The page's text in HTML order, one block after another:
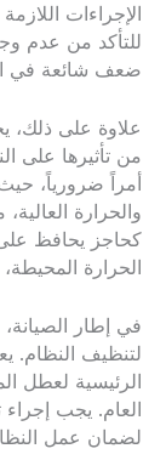
الإجراءات
للتأكد من عدم
ضعف شائعة في
علاوة على ذلك،
من تأثيرها على
أمراً ضرورياً،
والحرارة
كحاجز يحافظ
الحرارة
في إطار
لتنظيف النظام.
الرئيسية لعطل
العام. يجب
لضمان عمل